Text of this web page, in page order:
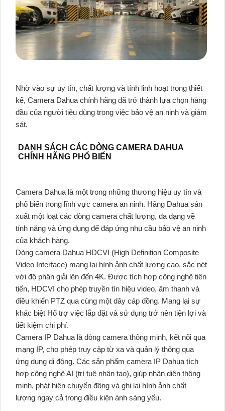
Nhờ vào sự uy tín, chất lượng và tính linh hoạt trong thiết
kế, Camera Dahua chính hãng đã trở thành lựa chọn hàng
đầu của người tiêu dùng trong việc bảo vệ an ninh và giám
sát.
DANH SÁCH CÁC DÒNG CAMERA DAHUA
CHÍNH HÃNG PHỔ BIẾN
Camera Dahua là một trong những thương hiệu uy tín và
phổ biến trong lĩnh vực camera an ninh. Hãng Dahua sản
xuất một loạt các dòng camera chất lượng, đa dạng về
tính năng và ứng dụng để đáp ứng nhu cầu bảo vệ an ninh
của khách hàng.
Dòng camera Dahua HDCVI (High Definition Composite
Video Interface) mang lại hình ảnh chất lượng cao, sắc nét
với độ phân giải lên đến 4K. Được tích hợp công nghệ tiên
tiến, HDCVI cho phép truyền tín hiệu video, âm thanh và
điều khiển PTZ qua cùng một dây cáp đồng. Mang lại sự
khác biệt Hổ trợ việc lắp đặt và sử dụng trở nên tiện lợi và
tiết kiệm chi phí.
Camera IP Dahua là dòng camera thông minh, kết nối qua
mạng IP, cho phép truy cập từ xa và quản lý thông qua
ứng dụng di động. Các sản phẩm camera IP Dahua tích
hợp công nghệ AI (trí tuệ nhân tạo), giúp nhận diện thông
minh, phát hiện chuyển động và ghi lại hình ảnh chất
lượng ngay cả trong điều kiện ánh sáng yếu.